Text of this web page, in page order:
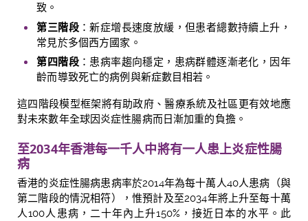
致。
第三階段：新症增長速度放緩，但患者總數持續上升，
常見於多個西方國家。
第四階段：患病率趨向穩定，患病群體逐漸老化，因年
齡而導致死亡的病例與新症數目相若。
這四階段模型框架將有助政府、醫療系統及社區更有效地應
對未來數年全球因炎症性腸病而日漸加重的負擔。
至2034年香港每一千人中將有一人患上炎症性腸
病
香港的炎症性腸病患病率於2014年為每十萬人40人患病（與
第二階段的情況相符），惟預計及至2034年將上升至每十萬
人100人患病，二十年內上升150% ，接近日本的水平。此